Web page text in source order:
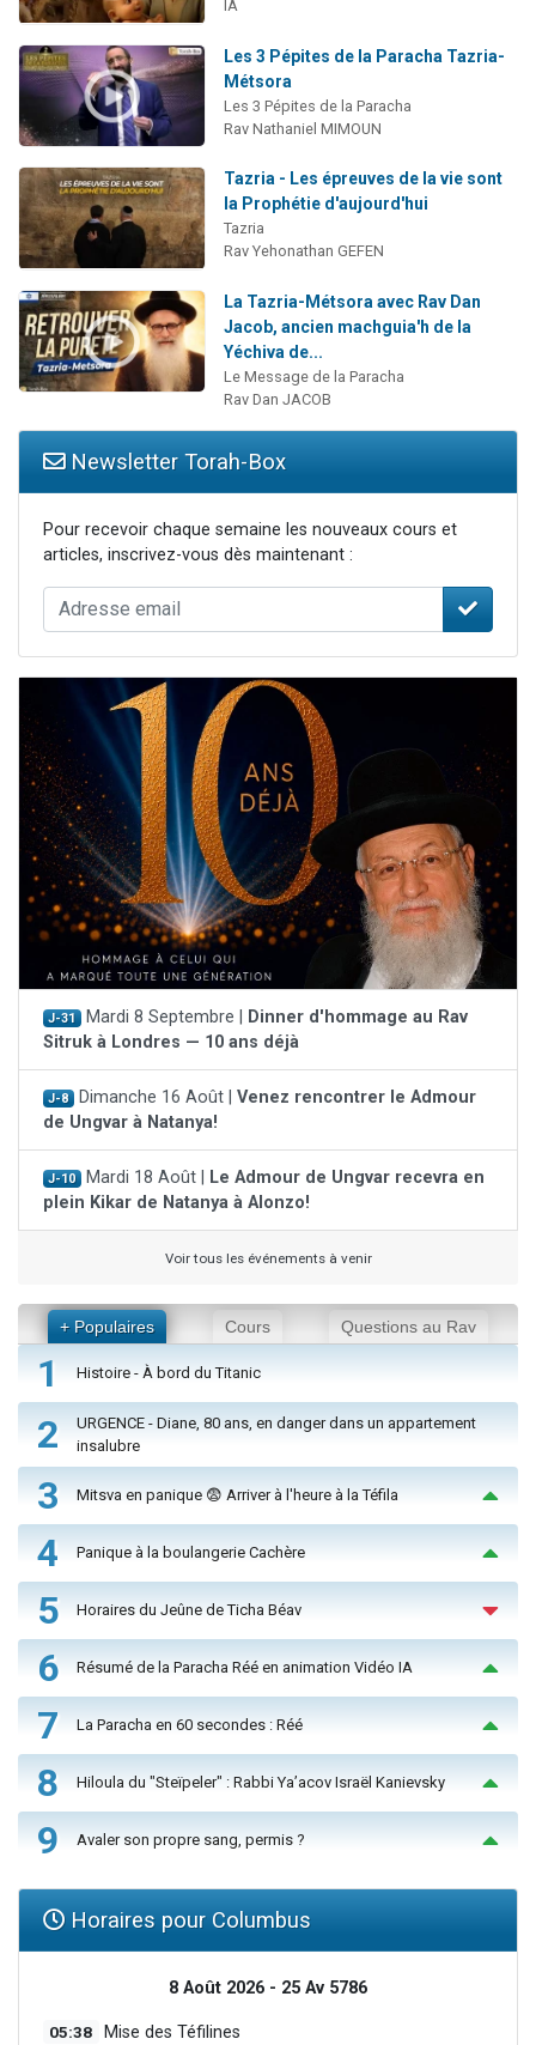
IA
Les 3 Pépites de la Paracha Tazria-
Métsora
Les 3 Pépites de la Paracha
Rav Nathaniel MIMOUN
Tazria - Les épreuves de la vie sont
la Prophétie d'aujourd'hui
Tazria
Rav Yehonathan GEFEN
La Tazria-Métsora avec Rav Dan
Jacob, ancien machguia'h de la
Yéchiva de...
Le Message de la Paracha
Rav Dan JACOB
Newsletter Torah-Box
Pour recevoir chaque semaine les nouveaux cours et
articles, inscrivez-vous dès maintenant :
J-31 Mardi 8 Septembre |
Dinner d'hommage au Rav
Sitruk à Londres — 10 ans déjà
J-8 Dimanche 16 Août | Venez rencontrer le Admour
de Ungvar à Natanya!
J-10 Mardi 18 Août |
Le Admour de Ungvar recevra en
plein Kikar de Natanya à Alonzo!
Voir tous les événements à venir
+ Populaires Cours Questions au Rav
1 Histoire - À bord du Titanic
2
URGENCE - Diane, 80 ans, en danger dans un appartement
insalubre
3 Mitsva en panique 😨 Arriver à l'heure à la Téfila
4 Panique à la boulangerie Cachère
5 Horaires du Jeûne de Ticha Béav
6 Résumé de la Paracha Réé en animation Vidéo IA
7 La Paracha en 60 secondes : Réé
8 Hiloula du "Steïpeler" : Rabbi Ya’acov Israël Kanievsky
9 Avaler son propre sang, permis ?
Horaires pour Columbus
8 Août 2026 - 25 Av 5786
05:38 Mise des Téfilines